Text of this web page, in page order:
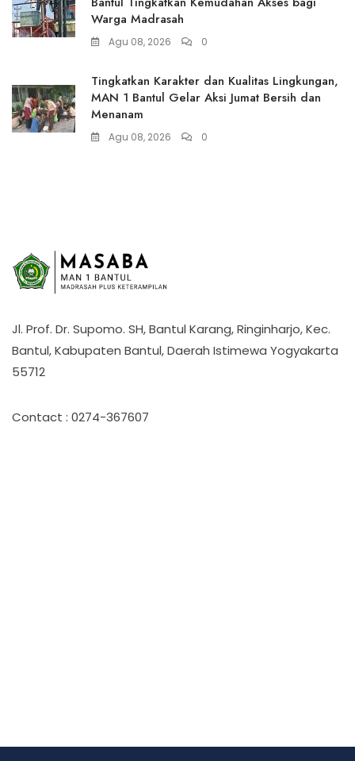
Warga Madrasah
Agu 08, 2026 0
Tingkatkan Karakter dan Kualitas Lingkungan,
MAN 1 Bantul Gelar Aksi Jumat Bersih dan
Menanam
Agu 08, 2026 0
Jl. Prof. Dr. Supomo. SH, Bantul Karang, Ringinharjo, Kec.
Bantul, Kabupaten Bantul, Daerah Istimewa Yogyakarta
55712
Contact : 0274-367607